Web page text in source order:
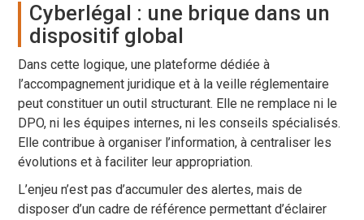
Cyberlégal : une brique dans un
dispositif global
Dans cette logique, une plateforme dédiée à
l’accompagnement juridique et à la veille réglementaire
peut constituer un outil structurant. Elle ne remplace ni le
DPO, ni les équipes internes, ni les conseils spécialisés.
Elle contribue à organiser l’information, à centraliser les
évolutions et à faciliter leur appropriation.
L’enjeu n’est pas d’accumuler des alertes, mais de
disposer d’un cadre de référence permettant d’éclairer